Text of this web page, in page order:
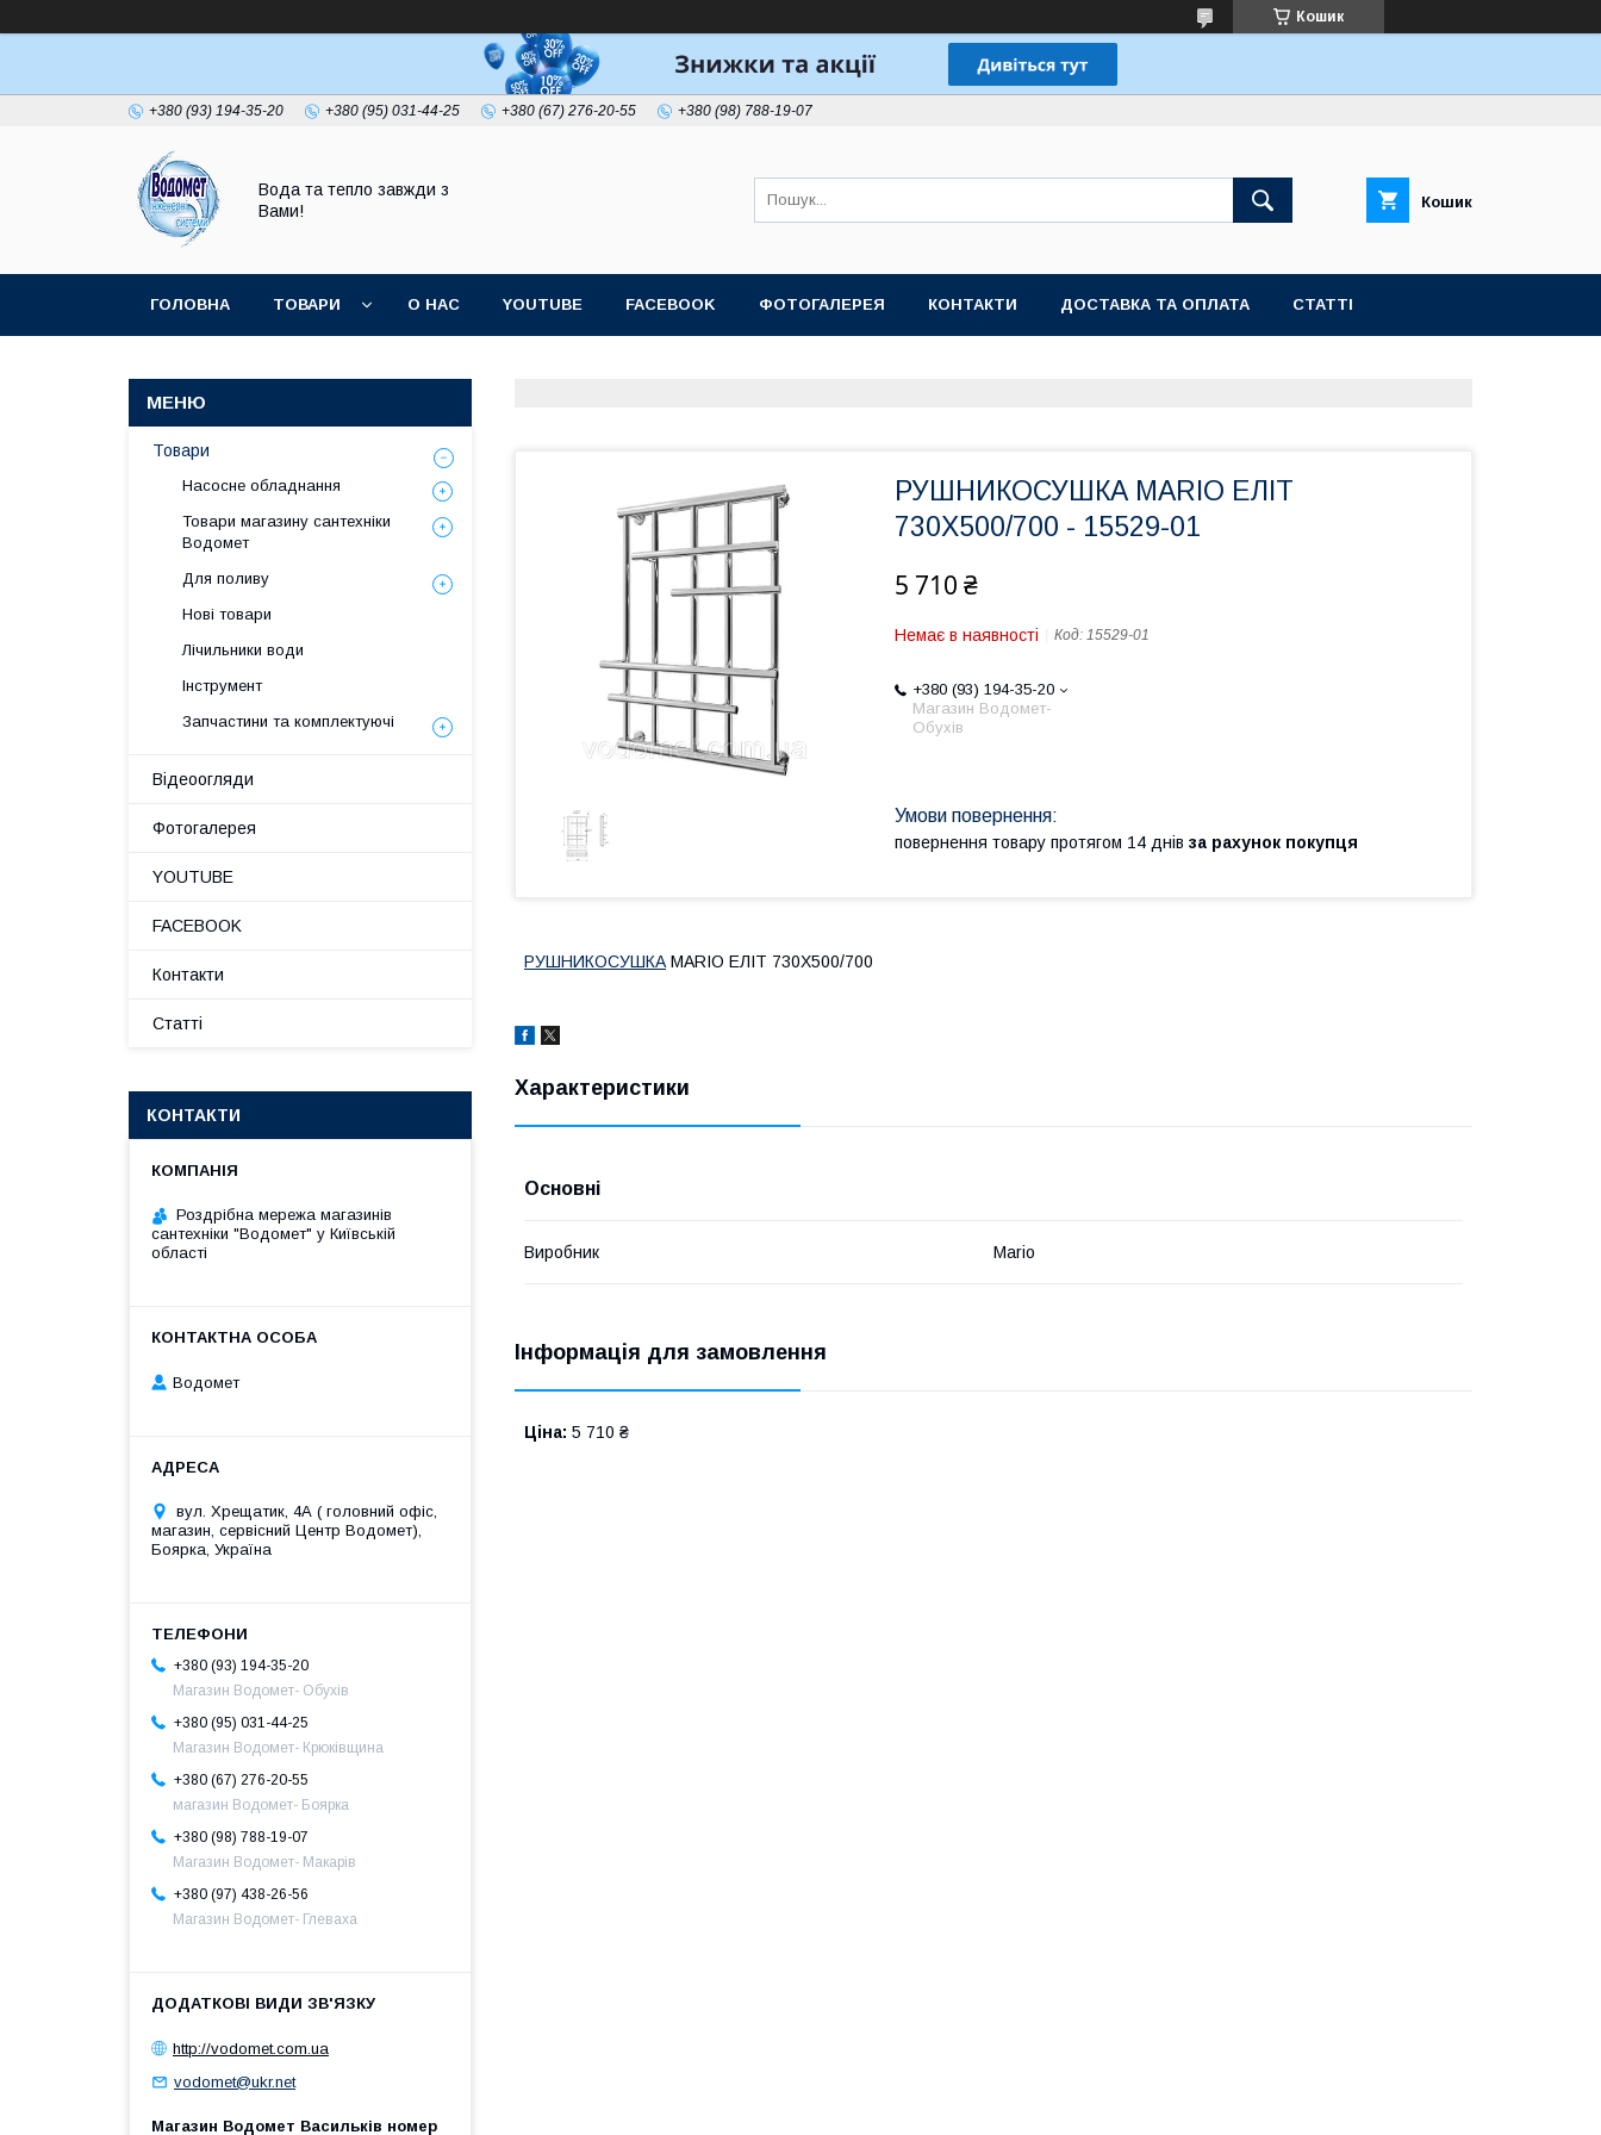
Кошик
+380 (93) 194-35-20 +380 (95) 031-44-25 +380 (67) 276-20-55 +380 (98) 788-19-07
Вода та тепло завжди з
Вами!
Кошик
ГОЛОВНА ТОВАРИ О НАС YOUTUBE FACEBOOK ФОТОГАЛЕРЕЯ КОНТАКТИ ДОСТАВКА ТА ОПЛАТА СТАТТІ
РУШНИКОСУШКА MARIO ЕЛІТ
730Х500/700 - 15529-01
5 710 ₴
Немає в наявності Код: 15529-01
+380 (93) 194-35-20
Магазин Водомет-
Обухів
повернення товару протягом 14 днів за рахунок покупця
РУШНИКОСУШКА MARIO ЕЛІТ 730Х500/700
Характеристики
Основні
Виробник Mario
Інформація для замовлення
Ціна: 5 710 ₴
Товари
Насосне обладнання
Товари магазину сантехніки
Водомет
Для поливу
Нові товари
Лічильники води
Інструмент
Запчастини та комплектуючі
Відеоогляди
Фотогалерея
YOUTUBE
FACEBOOK
Контакти
Статті
КОНТАКТИ
Роздрібна мережа магазинів
сантехніки "Водомет" у Київській
області
Водомет
вул. Хрещатик, 4А ( головний офіс,
магазин, сервісний Центр Водомет),
Боярка, Україна
+380 (93) 194-35-20
Магазин Водомет- Обухів
+380 (95) 031-44-25
Магазин Водомет- Крюківщина
+380 (67) 276-20-55
магазин Водомет- Боярка
+380 (98) 788-19-07
Магазин Водомет- Макарів
+380 (97) 438-26-56
Магазин Водомет- Глеваха
http://vodomet.com.ua
vodomet@ukr.net
Магазин Водомет Васильків номер